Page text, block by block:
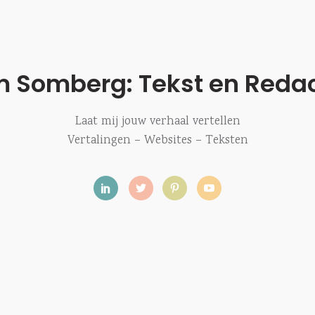
Somberg: Tekst en
Laat mij jouw verhaal vertellen
Vertalingen – Websites – Teksten